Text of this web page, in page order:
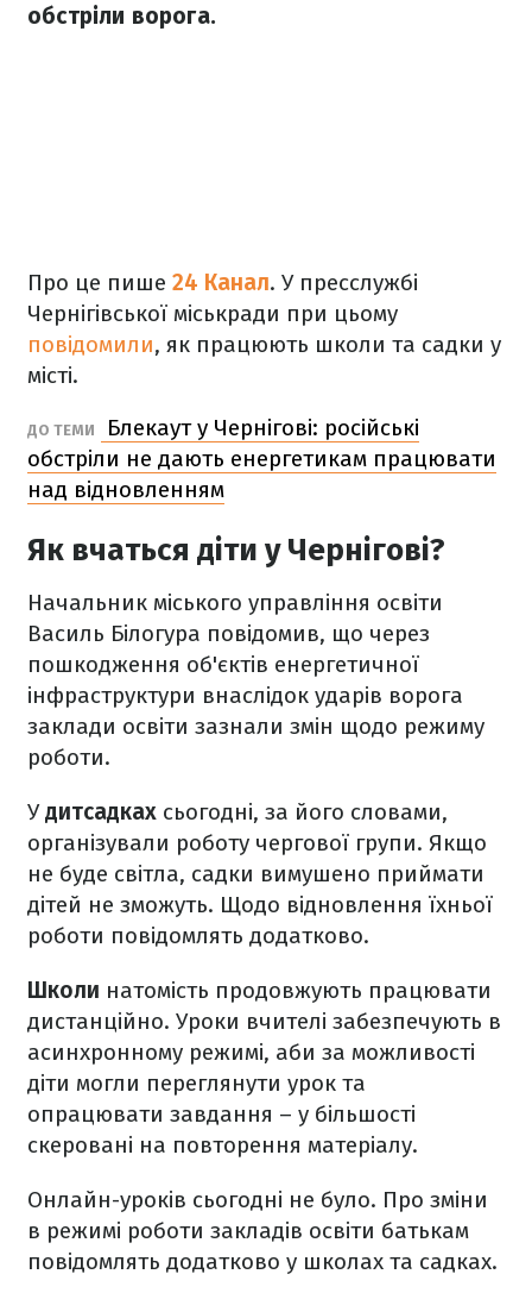
обстріли ворога.
Про це пише 24 Канал. У пресслужбі
Чернігівської міськради при цьому
повідомили, як працюють школи та садки у
місті.
ДО ТЕМИ
Блекаут у Чернігові: російські
обстріли не дають енергетикам працювати
над відновленням
Як вчаться діти у Чернігові?
Начальник міського управління освіти
Василь Білогура повідомив, що через
пошкодження об'єктів енергетичної
інфраструктури внаслідок ударів ворога
заклади освіти зазнали змін щодо режиму
роботи.
Удитсадках сьогодні, за його словами,
організували роботу чергової групи. Якщо
не буде світла, садки вимушено приймати
дітей не зможуть. Щодо відновлення їхньої
роботи повідомлять додатково.
Школи натомість продовжують працювати
дистанційно. Уроки вчителі забезпечують в
асинхронному режимі, аби за можливості
діти могли переглянути урок та
опрацювати завдання – у більшості
скеровані на повторення матеріалу.
Онлайн-уроків сьогодні не було. Про зміни
в режимі роботи закладів освіти батькам
повідомлять додатково у школах та садках.